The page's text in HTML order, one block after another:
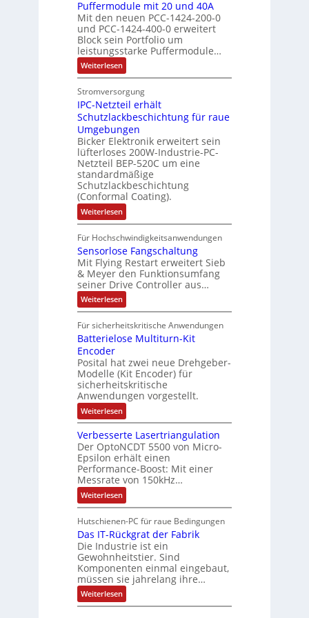
d
a
s
A
u
s
l
a
n
d
g
e
s
c
h
ä
f
t
e
s
V
D
M
A
l
e
k
t
r
i
s
c
h
e
o
m
a
t
i
o
g
e
w
ä
h
t
i
g
e
n
J
a
r
e
s
z
i
e
l
e
i
t
e
r
b
e
i
S
P
N
h
l
e
n
4
,
M
i
l
l
i
o
n
e
n
A
r
b
e
i
t
s
k
ä
f
t
e
A
b
o
u
t
A
u
t
o
m
a
t
i
o
n
e
x
p
a
n
d
i
e
r
Puffermodule mit 20 und 40A
Mit den neuen PCC-1424-200-0
und PCC-1424-400-0 erweitert
Block sein Portfolio um
leistungsstarke Puffermodule…
Weiterlesen:
P
f
f
e
r
m
o
d
u
l
e
m
i
t
2
u
n
d
4
0
A
Stromversorgung
IPC-Netzteil erhält
Schutzlackbeschichtung für raue
Umgebungen
Bicker Elektronik erweitert sein
lüfterloses 200W-Industrie-PC-
Netzteil BEP-520C um eine
standardmäßige
Schutzlackbeschichtung
(Conformal Coating).
Weiterlesen:
I
C
-
N
e
t
z
t
e
l
e
r
ä
l
t
S
c
h
u
t
z
l
a
c
k
b
e
s
c
i
c
h
t
u
n
g
f
Für Hochschwindigkeitsanwendungen
Sensorlose Fangschaltung
Mit Flying Restart erweitert Sieb
& Meyer den Funktionsumfang
seiner Drive Controller aus…
Weiterlesen:
S
n
s
l
o
s
e
F
a
n
g
s
c
h
a
l
t
u
n
g
Für sicherheitskritische Anwendungen
Batterielose Multiturn-Kit
Encoder
Posital hat zwei neue Drehgeber-
Modelle (Kit Encoder) für
sicherheitskritische
Anwendungen vorgestellt.
Weiterlesen:
B
t
t
e
r
i
e
l
o
e
M
u
l
t
i
t
u
r
Verbesserte Lasertriangulation
Der OptoNCDT 5500 von Micro-
Epsilon erhält einen
Performance-Boost: Mit einer
Messrate von 150kHz…
Weiterlesen:
V
r
b
e
s
s
e
r
t
e
L
Hutschienen-PC für raue Bedingungen
Das IT-Rückgrat der Fabrik
Die Industrie ist ein
Gewohnheitstier. Sind
Komponenten einmal eingebaut,
müssen sie jahrelang ihre…
Weiterlesen:
D